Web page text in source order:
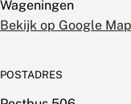
Wageningen
Bekijk op Google
POSTADRES